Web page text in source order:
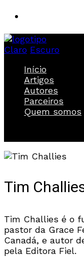
Claro Escuro
Início
Artigos
Autores
Parceiros
Quem somos
Tim
Tim Challies é o
pastor da Grace
Canadá, e autor
pela Editora Fiel.